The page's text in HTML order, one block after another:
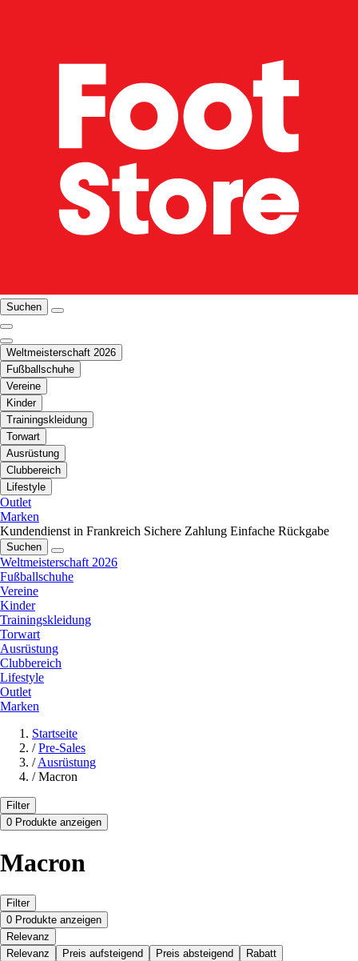
Suchen
Weltmeisterschaft 2026
Fußballschuhe
Vereine
Kinder
Trainingskleidung
Torwart
Ausrüstung
Clubbereich
Lifestyle
Outlet
Marken
Kundendienst in Frankreich Sichere Zahlung Einfache Rückgabe
Suchen
Weltmeisterschaft 2026
Fußballschuhe
Vereine
Kinder
Trainingskleidung
Torwart
Ausrüstung
Clubbereich
Lifestyle
Outlet
Marken
Startseite
/ Pre-Sales
/Ausrüstung
/ Macron
Filter
0 Produkte anzeigen
Macron
Filter
0 Produkte anzeigen
Relevanz
Relevanz
Preis aufsteigend Preis absteigend Rabatt